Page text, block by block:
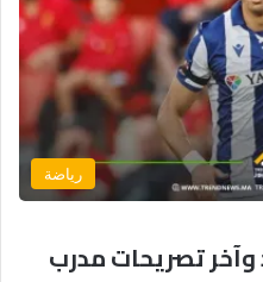
رياضة
تصريحات مدرب